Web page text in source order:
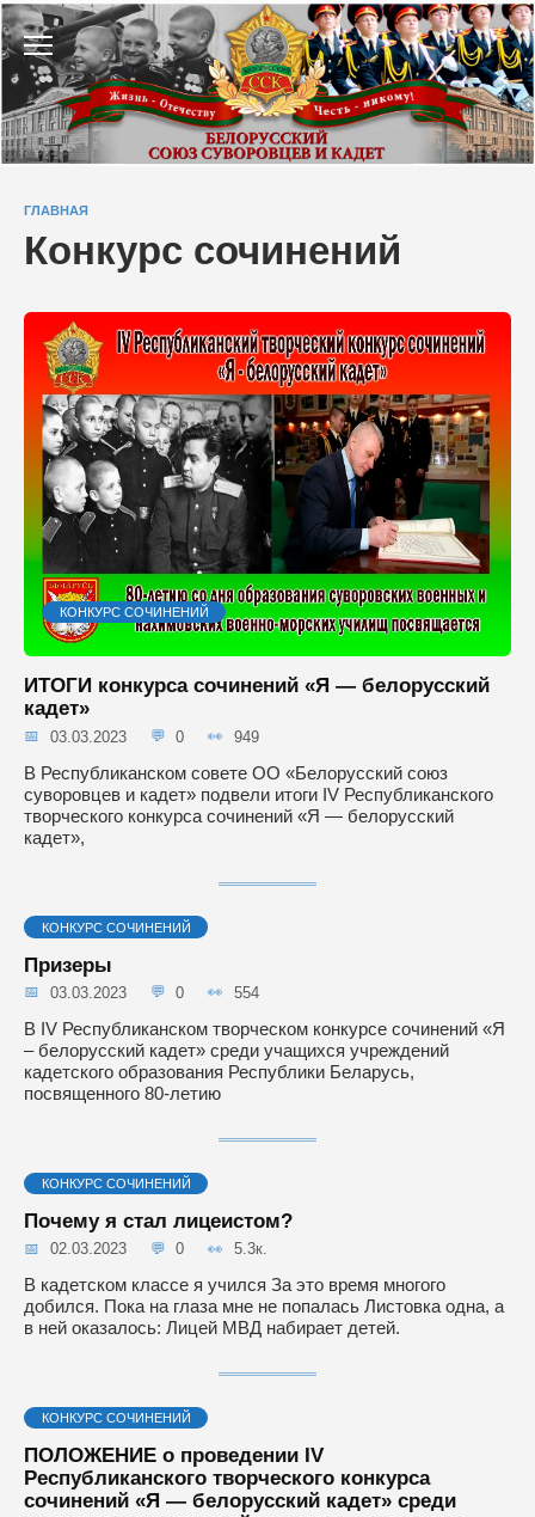
Перейти
к
содержанию
ГЛАВНАЯ
Конкурс сочинений
КОНКУРС СОЧИНЕНИЙ
ИТОГИ конкурса сочинений «Я — белорусский
кадет»
03.03.2023 0 949
В Республиканском совете ОО «Белорусский союз
суворовцев и кадет» подвели итоги IV Республиканского
творческого конкурса сочинений «Я — белорусский
кадет»,
КОНКУРС СОЧИНЕНИЙ
Призеры
03.03.2023 0 554
В IV Республиканском творческом конкурсе сочинений «Я
– белорусский кадет» среди учащихся учреждений
кадетского образования Республики Беларусь,
посвященного 80-летию
КОНКУРС СОЧИНЕНИЙ
Почему я стал лицеистом?
02.03.2023 0 5.3к.
В кадетском классе я учился За это время многого
добился. Пока на глаза мне не попалась Листовка одна, а
в ней оказалось: Лицей МВД набирает детей.
КОНКУРС СОЧИНЕНИЙ
ПОЛОЖЕНИЕ о проведении IV
Республиканского творческого конкурса
сочинений «Я — белорусский кадет» среди